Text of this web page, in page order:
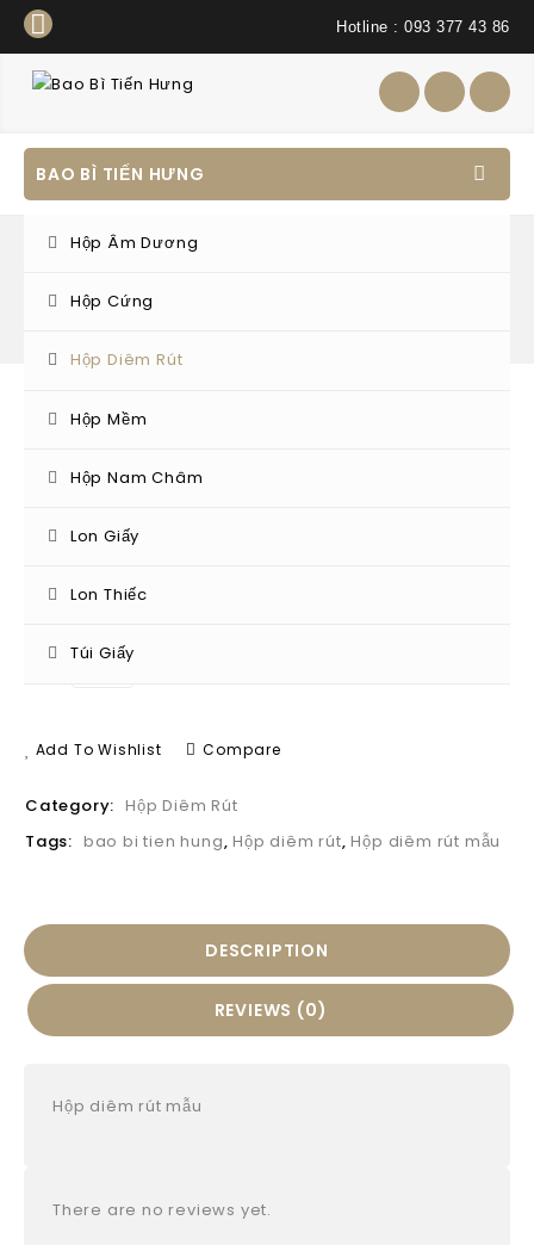
Hotline : 093 377 43 86
BAO BÌ TIẾN HƯNG
Hộp Âm Dương
Hộp Cứng
Hộp Diêm Rút
Hộp Mềm
Hộp Nam Châm
Lon Giấy
Lon Thiếc
Túi Giấy
Home/
Hộp diêm rút mẫu 5
Liên hệ
Qty:
Add To Wishlist Compare
Category: Hộp Diêm Rút
Tags: bao bi tien hung,Hộp diêm rút,Hộp diêm rút mẫu
DESCRIPTION
REVIEWS (0)
Hộp diêm rút mẫu
There are no reviews yet.